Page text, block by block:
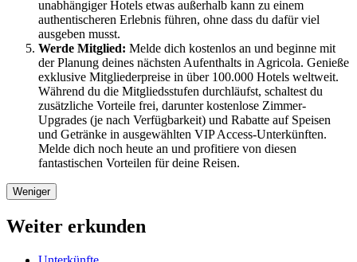
unabhängiger Hotels etwas außerhalb kann zu einem
authentischeren Erlebnis führen, ohne dass du dafür viel
ausgeben musst.
Werde Mitglied: Melde dich kostenlos an und beginne mit
der Planung deines nächsten Aufenthalts in Agricola. Genieße
exklusive Mitgliederpreise in über 100.000 Hotels weltweit.
Während du die Mitgliedsstufen durchläufst, schaltest du
zusätzliche Vorteile frei, darunter kostenlose Zimmer-
Upgrades (je nach Verfügbarkeit) und Rabatte auf Speisen
und Getränke in ausgewählten VIP Access-Unterkünften.
Melde dich noch heute an und profitiere von diesen
fantastischen Vorteilen für deine Reisen.
Weniger
Weiter erkunden